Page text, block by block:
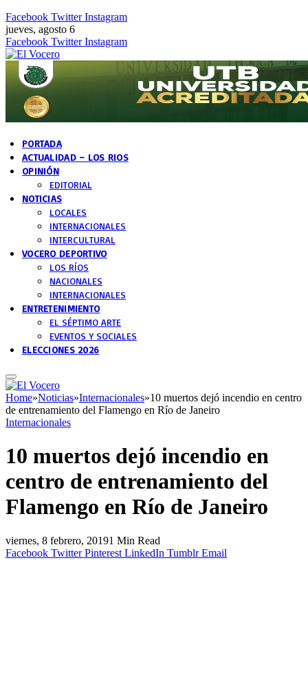
Facebook Twitter Instagram
jueves, agosto 6
Facebook Twitter Instagram
PORTADA
ACTUALIDAD – LOS RIOS
OPINIÓN
EDITORIAL
NOTICIAS
LOCALES
INTERNACIONALES
INTERCULTURAL
VOCERO DEPORTIVO
LOS RÍOS
NACIONALES
INTERNACIONALES
ENTRETENIMIENTO
EL SÉPTIMO ARTE
EVENTOS Y SOCIALES
ELECCIONES 2026
Home»Noticias»Internacionales»10 muertos dejó incendio en centro
de entrenamiento del Flamengo en Río de Janeiro
Internacionales
10 muertos dejó incendio en
centro de entrenamiento del
Flamengo en Río de Janeiro
viernes, 8 febrero, 20191 Min Read
Facebook Twitter Pinterest LinkedIn Tumblr Email